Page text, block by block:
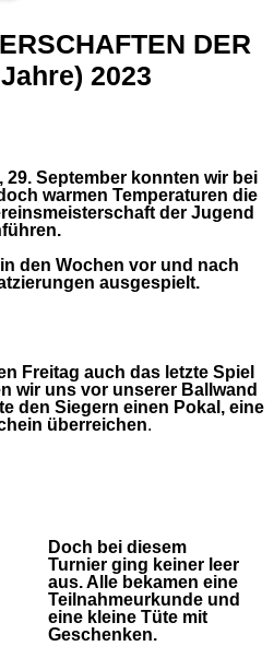
DER
2023
September konnten wir bei
warmen Temperaturen die
der Jugend
den Wochen vor und nach
ausgespielt.
Freitag auch das letzte Spiel
wir uns vor unserer Ballwand
den Siegern einen Pokal, eine
überreichen.
Doch bei diesem
Turnier ging keiner leer
aus. Alle bekamen eine
Teilnahmeurkunde und
eine kleine Tüte mit
Geschenken.